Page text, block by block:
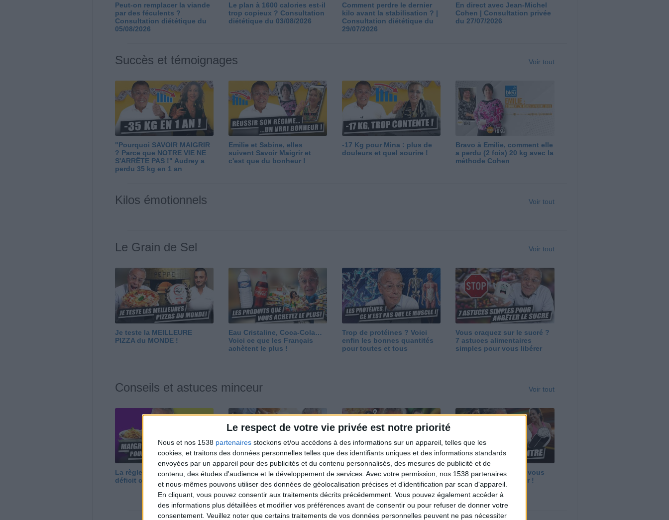
Le respect de votre vie privée est notre priorité
Nous et nos 1538 partenaires stockons et/ou accédons à des informations sur un appareil, telles que les
cookies, et traitons des données personnelles telles que des identifiants uniques et des informations standards
envoyées par un appareil pour des publicités et du contenu personnalisés, des mesures de publicité et de
contenu, des études d'audience et le développement de services. Avec votre permission, nos 1538 partenaires
et nous-mêmes pouvons utiliser des données de géolocalisation précises et d’identification par scan d'appareil.
En cliquant, vous pouvez consentir aux traitements décrits précédemment. Vous pouvez également accéder à
des informations plus détaillées et modifier vos préférences avant de consentir ou pour refuser de donner votre
consentement. Veuillez noter que certains traitements de vos données personnelles peuvent ne pas nécessiter
Peut-on remplacer la viande
par des féculents ?
Consultation diététique du
05/08/2026
Le plan à 1600 calories est-il
trop copieux ? Consultation
diététique du 03/08/2026
Comment perdre le dernier
kilo avant la stabilisation ? |
Consultation diététique du
29/07/2026
En direct avec Jean-Michel
Cohen | Consultation privée
du 27/07/2026
Succès et témoignages Voir tout
"Pourquoi SAVOIR MAIGRIR
? Parce que NOTRE VIE NE
S'ARRÊTE PAS !" Audrey a
perdu 35 kg en 1 an
Emilie et Sabine, elles
suivent Savoir Maigrir et
c'est que du bonheur !
-17 Kg pour Mina : plus de
douleurs et quel sourire !
Bravo à Emilie, comment elle
a perdu (2 fois) 20 kg avec la
méthode Cohen
Kilos émotionnels Voir tout
Le Grain de Sel Voir tout
Je teste la MEILLEURE
PIZZA du MONDE !
Eau Cristaline, Coca-Cola…
Voici ce que les Français
achètent le plus !
Trop de protéines ? Voici
enfin les bonnes quantités
pour toutes et tous
Vous craquez sur le sucré ?
7 astuces alimentaires
simples pour vous libérer
Conseils et astuces minceur Voir tout
La règle N°1 pour maigrir : le
déficit calorique
Perdre 10 kg : ma méthode
est imparable
Et après la perte de poids ?
Je fais comment ?
Maigrir vite ? Ce que vous
devez vraiment savoir !